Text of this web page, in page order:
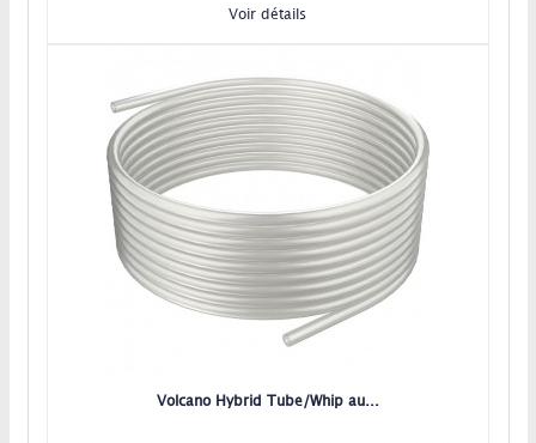
Voir détails
Volcano Hybrid Tube/Whip au...